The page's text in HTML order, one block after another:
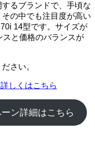
るブランドで、手頃な
の中でも注目度が高い
14型です。サイズが
と価格のバランスが
さい。
しくはこちら
ン詳細はこちら